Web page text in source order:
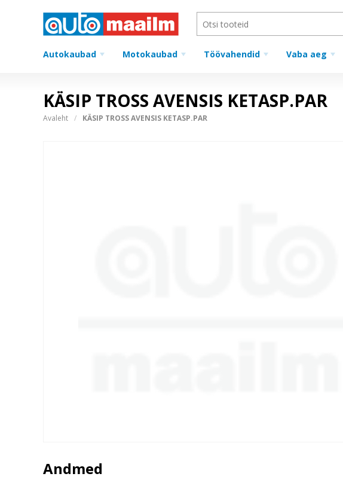
Autokaubad Motokaubad Töövahendid Vaba aeg
KÄSIP TROSS AVENSIS KETASP.PAR
Avaleht KÄSIP TROSS AVENSIS KETASP.PAR
Andmed